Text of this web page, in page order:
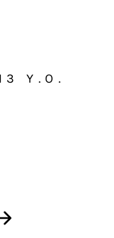
Y.O.